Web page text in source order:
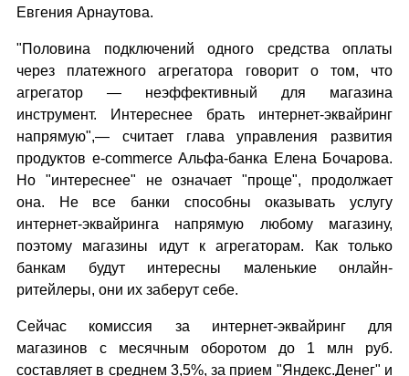
Евгения Арнаутова.
"Половина подключений одного средства оплаты
через платежного агрегатора говорит о том, что
агрегатор — неэффективный для магазина
инструмент. Интереснее брать интернет-эквайринг
напрямую",— считает глава управления развития
продуктов e-commerce Альфа-банка Елена Бочарова.
Но "интереснее" не означает "проще", продолжает
она. Не все банки способны оказывать услугу
интернет-эквайринга напрямую любому магазину,
поэтому магазины идут к агрегаторам. Как только
банкам будут интересны маленькие онлайн-
ритейлеры, они их заберут себе.
Сейчас комиссия за интернет-эквайринг для
магазинов с месячным оборотом до 1 млн руб.
составляет в среднем 3,5%, за прием "Яндекс.Денег" и